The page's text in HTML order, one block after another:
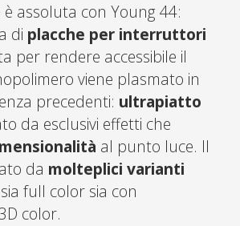
è assoluta con Young 44:
di placche per interruttori
per rendere accessibile il
viene plasmato in
precedenti: ultrapiatto
da esclusivi effetti che
al punto luce. Il
da molteplici varianti
full color sia con
color.